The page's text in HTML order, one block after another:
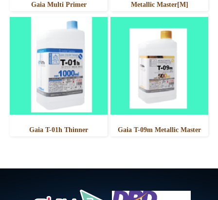
Gaia Multi Primer Metallic Master[M]
Gaia T-01h Thinner Gaia T-09m Metallic Master